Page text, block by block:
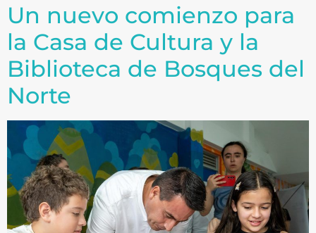
Un nuevo comienzo para
la Casa de Cultura y la
Biblioteca de Bosques del
Norte